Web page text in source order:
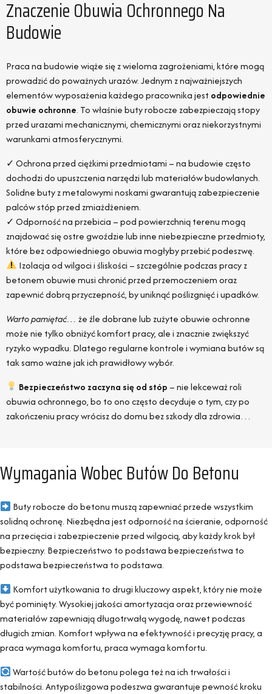
Znaczenie Obuwia Ochronnego Na
Budowie
Praca na budowie wiąże się z wieloma zagrożeniami, które mogą
prowadzić do poważnych urazów. Jednym z najważniejszych
elementów wyposażenia każdego pracownika jest odpowiednie
obuwie ochronne. To właśnie buty robocze zabezpieczają stopy
przed urazami mechanicznymi, chemicznymi oraz niekorzystnymi
warunkami atmosferycznymi.
✓ Ochrona przed ciężkimi przedmiotami – na budowie często
dochodzi do upuszczenia narzędzi lub materiałów budowlanych.
Solidne buty z metalowymi noskami gwarantują zabezpieczenie
palców stóp przed zmiażdżeniem.
✓ Odporność na przebicia – pod powierzchnią terenu mogą
znajdować się ostre gwoździe lub inne niebezpieczne przedmioty,
które bez odpowiedniego obuwia mogłyby przebić podeszwę.
Izolacja od wilgoci i śliskości – szczególnie podczas pracy z
betonem obuwie musi chronić przed przemoczeniem oraz
zapewnić dobrą przyczepność, by uniknąć poślizgnięć i upadków.
Warto pamiętać… że źle dobrane lub zużyte obuwie ochronne
może nie tylko obniżyć komfort pracy, ale i znacznie zwiększyć
ryzyko wypadku. Dlatego regularne kontrole i wymiana butów są
tak samo ważne jak ich prawidłowy wybór.
Bezpieczeństwo zaczyna się od stóp – nie lekceważ roli
obuwia ochronnego, bo to ono często decyduje o tym, czy po
zakończeniu pracy wrócisz do domu bez szkody dla zdrowia…
Wymagania Wobec Butów Do Betonu
Buty robocze do betonu muszą zapewniać przede wszystkim
solidną ochronę. Niezbędna jest odporność na ścieranie, odporność
na przecięcia i zabezpieczenie przed wilgocią, aby każdy krok był
bezpieczny. Bezpieczeństwo to podstawa bezpieczeństwa to
podstawa bezpieczeństwa to podstawa.
Komfort użytkowania to drugi kluczowy aspekt, który nie może
być pominięty. Wysokiej jakości amortyzacja oraz przewiewność
materiałów zapewniają długotrwałą wygodę, nawet podczas
długich zmian. Komfort wpływa na efektywność i precyzję pracy, a
praca wymaga komfortu, praca wymaga komfortu.
Wartość butów do betonu polega też na ich trwałości i
stabilności. Antypoślizgowa podeszwa gwarantuje pewność kroku